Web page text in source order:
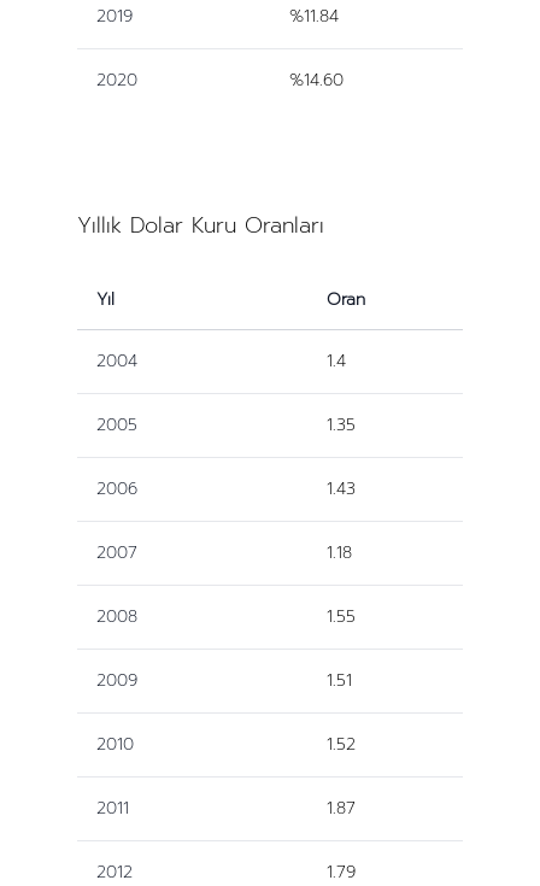
2019 %11.84
2020 %14.60
Yıllık Dolar Kuru Oranları
Yıl Oran
2004 1.4
2005 1.35
2006 1.43
2007 1.18
2008 1.55
2009 1.51
2010 1.52
2011 1.87
2012 1.79